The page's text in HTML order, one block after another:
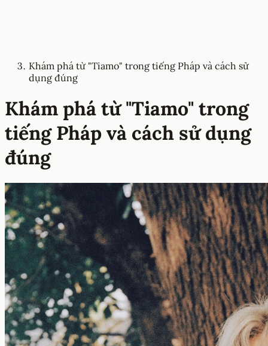
Khám phá từ "Tiamo" trong tiếng Pháp và cách sử
dụng đúng
Khám phá từ "Tiamo" trong
tiếng Pháp và cách sử dụng
đúng